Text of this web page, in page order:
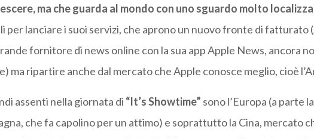
ma che guarda al mondo con uno sguardo molto
per lanciare i suoi servizi, che aprono un nuovo fronte di fatturato
fornitore di news online con la sua app Apple News, ancora
ma ripartire anche dal mercato che Apple conosce meglio, cioè
assenti nella giornata di “It’s Showtime” sono l’Europa (a parte
che fa capolino per un attimo) e soprattutto la Cina, mercato